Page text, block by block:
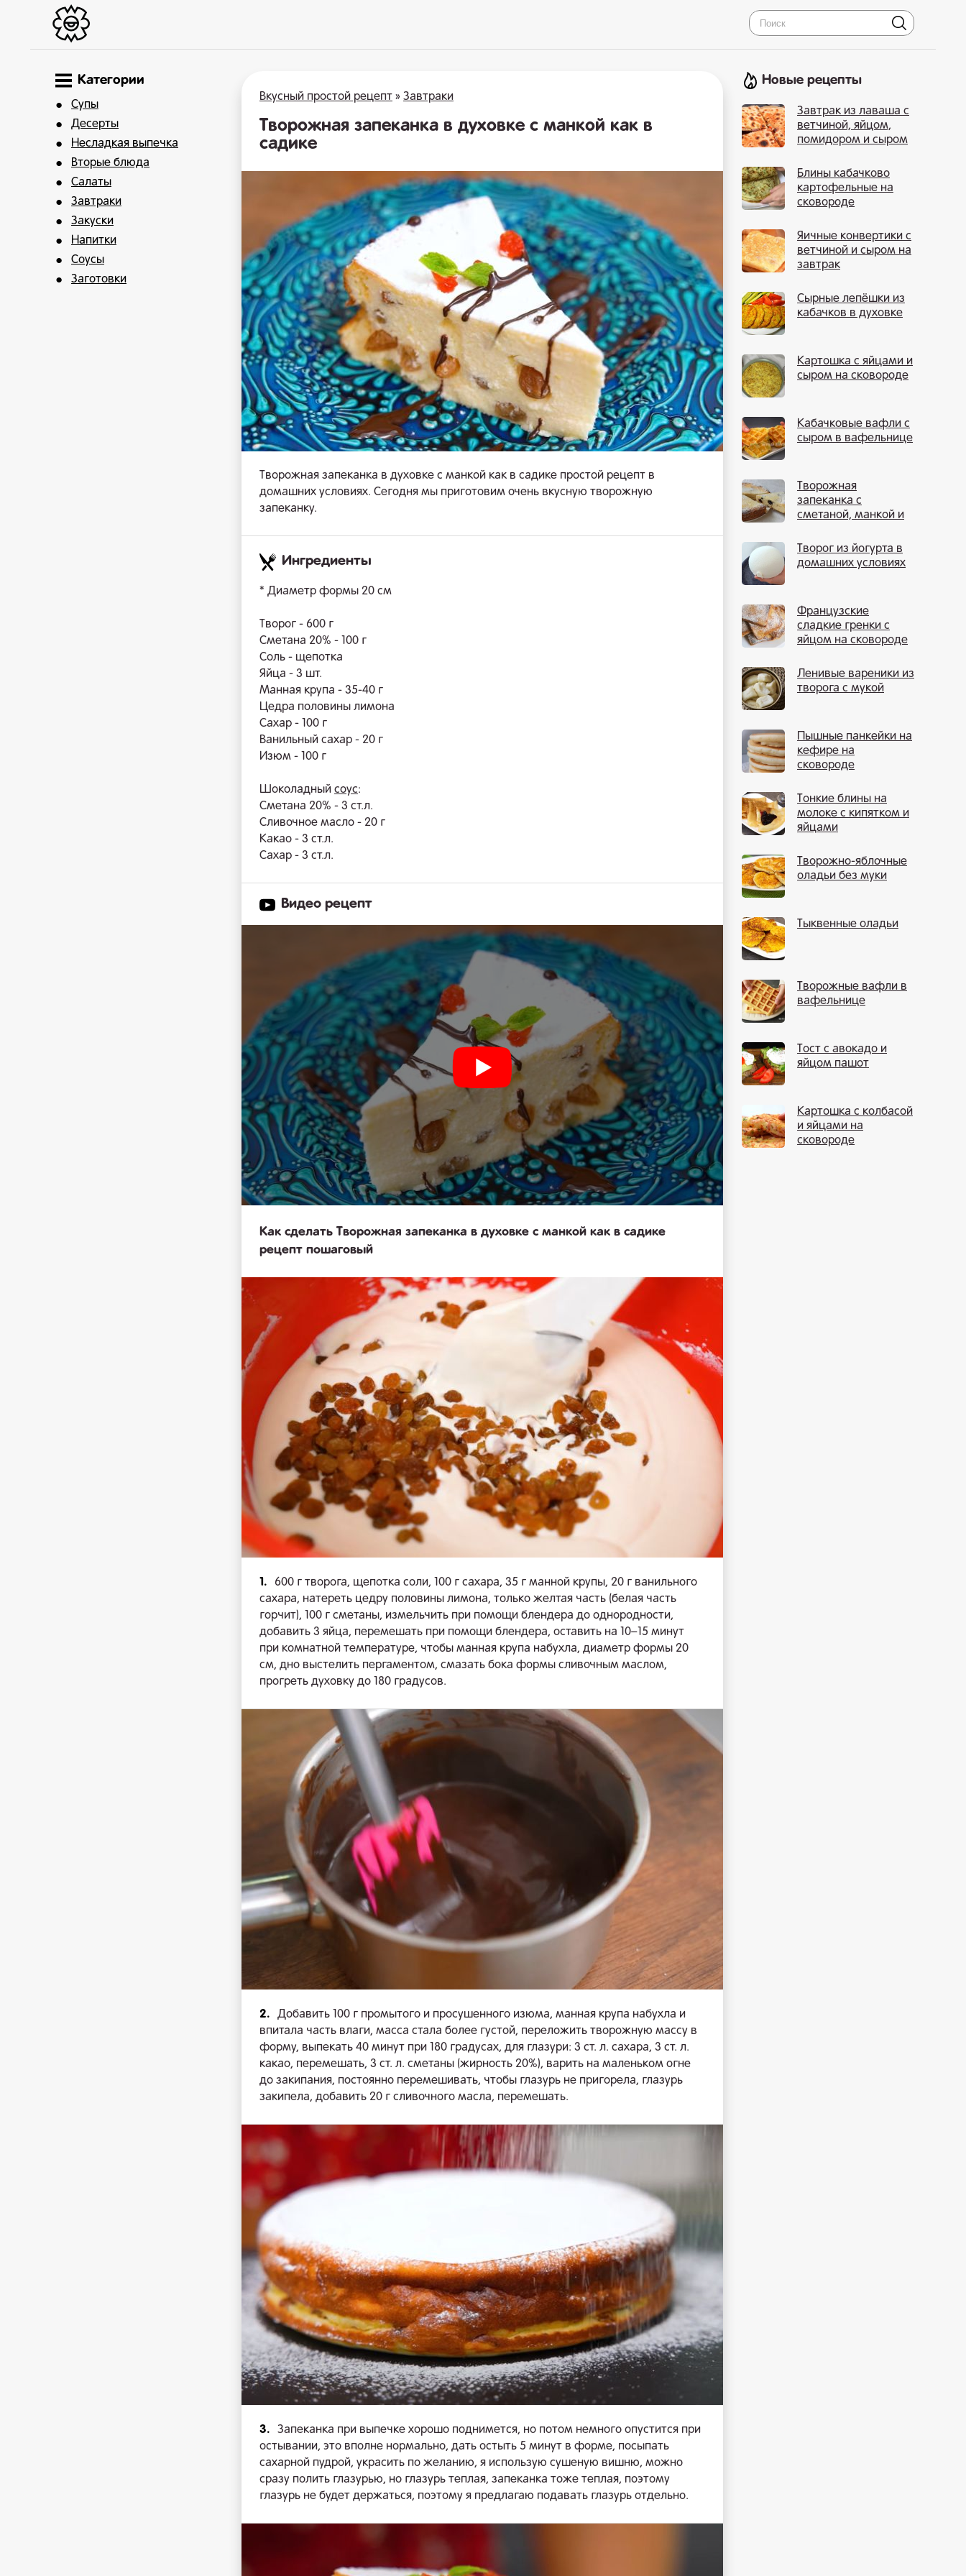
Категории
Супы
Десерты
Несладкая выпечка
Вторые блюда
Салаты
Завтраки
Закуски
Напитки
Соусы
Заготовки
Вкусный простой рецепт » Завтраки
Творожная запеканка в духовке с манкой как в
садике
Творожная запеканка в духовке с манкой как в садике простой рецепт в
домашних условиях. Сегодня мы приготовим очень вкусную творожную
запеканку.
Ингредиенты
* Диаметр формы 20 см
Творог - 600 г
Сметана 20% - 100 г
Соль - щепотка
Яйца - 3 шт.
Манная крупа - 35-40 г
Цедра половины лимона
Сахар - 100 г
Ванильный сахар - 20 г
Изюм - 100 г
Шоколадный соус:
Сметана 20% - 3 ст.л.
Сливочное масло - 20 г
Какао - 3 ст.л.
Сахар - 3 ст.л.
Видео рецепт
Как сделать Творожная запеканка в духовке с манкой как в садике
рецепт пошаговый
1.
600 г творога, щепотка соли, 100 г сахара, 35 г манной крупы, 20 г ванильного
сахара, натереть цедру половины лимона, только желтая часть (белая часть
горчит), 100 г сметаны, измельчить при помощи блендера до однородности,
добавить 3 яйца, перемешать при помощи блендера, оставить на 10–15 минут
при комнатной температуре, чтобы манная крупа набухла, диаметр формы 20
см, дно выстелить пергаментом, смазать бока формы сливочным маслом,
прогреть духовку до 180 градусов.
2.
Добавить 100 г промытого и просушенного изюма, манная крупа набухла и
впитала часть влаги, масса стала более густой, переложить творожную массу в
форму, выпекать 40 минут при 180 градусах, для глазури: 3 ст. л. сахара, 3 ст. л.
какао, перемешать, 3 ст. л. сметаны (жирность 20%), варить на маленьком огне
до закипания, постоянно перемешивать, чтобы глазурь не пригорела, глазурь
закипела, добавить 20 г сливочного масла, перемешать.
3.
Запеканка при выпечке хорошо поднимется, но потом немного опустится при
остывании, это вполне нормально, дать остыть 5 минут в форме, посыпать
сахарной пудрой, украсить по желанию, я использую сушеную вишню, можно
сразу полить глазурью, но глазурь теплая, запеканка тоже теплая, поэтому
глазурь не будет держаться, поэтому я предлагаю подавать глазурь отдельно.
Новые рецепты
Завтрак из лаваша с
ветчиной, яйцом,
помидором и сыром
Блины кабачково
картофельные на
сковороде
Яичные конвертики с
ветчиной и сыром на
завтрак
Сырные лепёшки из
кабачков в духовке
Картошка с яйцами и
сыром на сковороде
Кабачковые вафли с
сыром в вафельнице
Творожная
запеканка с
сметаной, манкой и
Творог из йогурта в
домашних условиях
Французские
сладкие гренки с
яйцом на сковороде
Ленивые вареники из
творога с мукой
Пышные панкейки на
кефире на
сковороде
Тонкие блины на
молоке с кипятком и
яйцами
Творожно-яблочные
оладьи без муки
Тыквенные оладьи
Творожные вафли в
вафельнице
Тост с авокадо и
яйцом пашот
Картошка с колбасой
и яйцами на
сковороде